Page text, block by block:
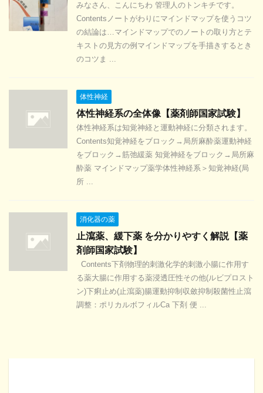
みなさん、こんにちわ 管理人のトンキチです。
Contentsノートがわりにマインドマップを使うコツ
の結論は…マインドマップでのノートの取り方とテ
キストの見方の例マインドマップを手描きするとき
のコツま ...
体性神経
体性神経系の全体像【薬剤師国家試験】
体性神経系は知覚神経と運動神経に分類されます。
Contents知覚神経をブロック→局所麻酔薬運動神経
をブロック→筋弛緩薬 知覚神経をブロック→局所麻
酔薬 マインドマップ薬学体性神経系＞知覚神経(局
所 ...
消化器の薬
止瀉薬、緩下薬 を分かりやすく解説【薬
剤師国家試験】
Contents下剤物理的刺激化学的刺激小腸に作用す
る薬大腸に作用する薬浸透圧性その他(ルビプロスト
ン)下痢止め(止瀉薬)腸運動抑制収斂抑制殺菌性止瀉
調整：ポリカルボフィルCa 下剤 便 ...